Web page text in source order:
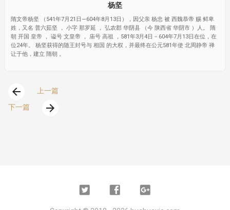
杨坚
隋文帝杨坚 （541年7月21日—604年8月13日），因父亲 杨忠 被 西魏恭帝 赐 鲜卑
姓，又名 普六茹坚 ， 小字 那罗延 ， 弘农郡 华阴县 （今 陕西省 华阴市 ）人。 隋
朝 开国 皇帝 ， 谥号 文皇帝 ， 庙号 高祖 ，581年3月4日－604年7月13日在位，在
位24年。 杨坚获得的随王封号与 相国 的大权，并最终在公元581年使 北周静帝 禅
让于他，建立 隋朝 。
arrow_back
上一篇
下一篇
arrow_forward
Twitter FacebookGoogle